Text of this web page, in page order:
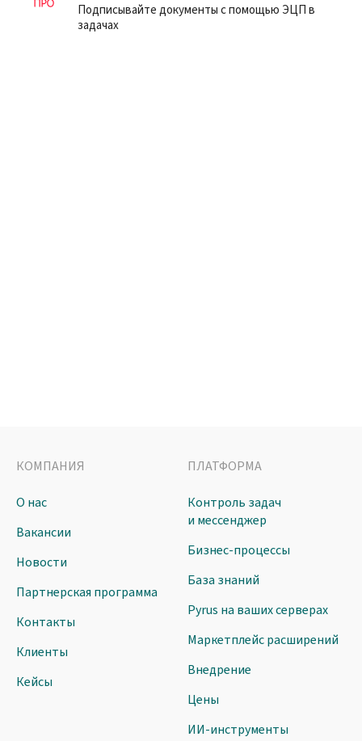
Подписывайте документы с помощью ЭЦП в
задачах
КОМПАНИЯ
О нас
Вакансии
Новости
Партнерская программа
Контакты
Клиенты
Кейсы
ПЛАТФОРМА
Контроль задач
и мессенджер
Бизнес-процессы
База знаний
Pyrus на ваших серверах
Маркетплейс расширений
Внедрение
Цены
ИИ-инструменты